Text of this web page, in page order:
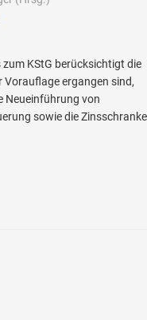
KStG berücksichtigt die
Vorauflage ergangen sind,
Neueinführung von
sowie die Zinsschranke